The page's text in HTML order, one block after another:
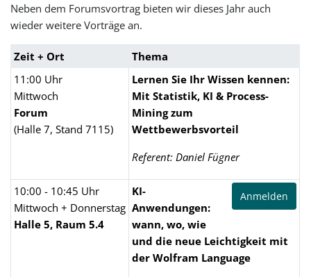
Neben dem Forumsvortrag bieten wir dieses Jahr auch
wieder weitere Vorträge an.
Zeit + Ort
Thema
11:00 Uhr
Mittwoch
Forum
(Halle 7, Stand 7115)
Lernen Sie Ihr Wissen kennen:
Mit Statistik, KI & Process-
Mining zum
Wettbewerbsvorteil
Referent: Daniel Fügner
10:00 - 10:45 Uhr
Mittwoch + Donnerstag
Halle 5, Raum 5.4
Anmelden
KI-
Anwendungen:
wann, wo, wie
und die neue Leichtigkeit mit
der Wolfram Language